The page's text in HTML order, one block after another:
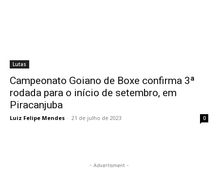
Lutas
Campeonato Goiano de Boxe confirma 3ª
rodada para o início de setembro, em
Piracanjuba
Luiz Felipe Mendes - 21 de julho de 2023 0
- Advertisment -